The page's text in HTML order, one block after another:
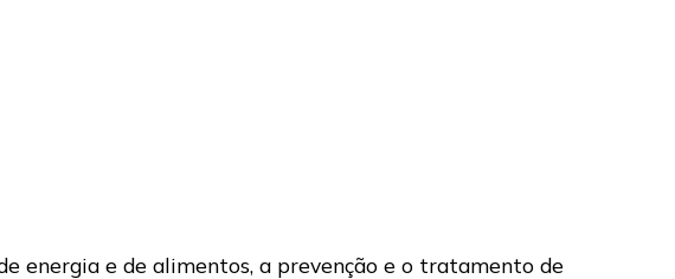
energia e de alimentos, a prevenção e o tratamento de